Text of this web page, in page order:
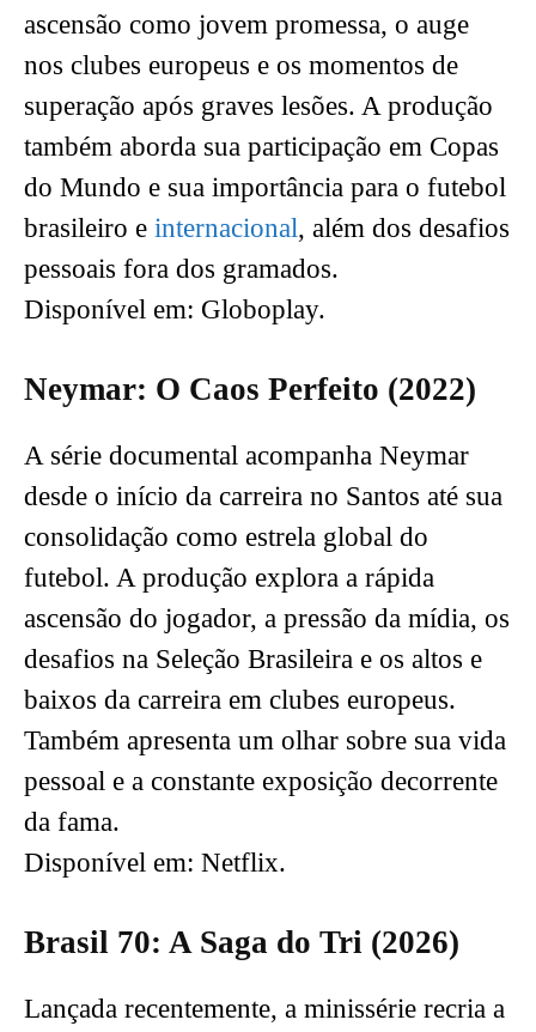
ascensão como jovem promessa, o auge
nos clubes europeus e os momentos de
superação após graves lesões. A produção
também aborda sua participação em Copas
do Mundo e sua importância para o futebol
brasileiro e internacional, além dos desafios
pessoais fora dos gramados.
Disponível em: Globoplay.
Neymar: O Caos Perfeito (2022)
A série documental acompanha Neymar
desde o início da carreira no Santos até sua
consolidação como estrela global do
futebol. A produção explora a rápida
ascensão do jogador, a pressão da mídia, os
desafios na Seleção Brasileira e os altos e
baixos da carreira em clubes europeus.
Também apresenta um olhar sobre sua vida
pessoal e a constante exposição decorrente
da fama.
Disponível em: Netflix.
Brasil 70: A Saga do Tri (2026)
Lançada recentemente, a minissérie recria a